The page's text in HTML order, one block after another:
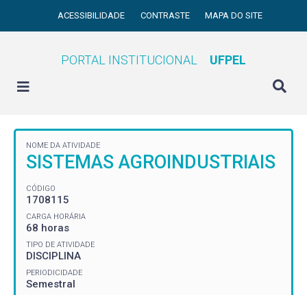
ACESSIBILIDADE CONTRASTE MAPA DO SITE
PORTAL INSTITUCIONAL UFPEL
NOME DA ATIVIDADE
SISTEMAS AGROINDUSTRIAIS
CÓDIGO
1708115
CARGA HORÁRIA
68 horas
TIPO DE ATIVIDADE
DISCIPLINA
PERIODICIDADE
Semestral